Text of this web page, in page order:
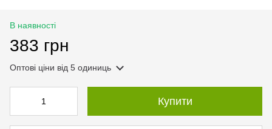
В наявності
383 грн
Оптові ціни від 5 одиниць
Купити